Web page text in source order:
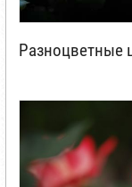
Разноцветные